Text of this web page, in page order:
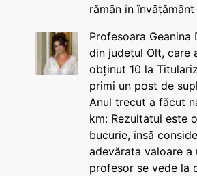
rămân în învățământ
Profesoara Geanina
din județul Olt, care
obținut 10 la
primi un post de
Anul trecut a făcut
km: Rezultatul este
bucurie, însă
adevărata valoare a
profesor se vede la